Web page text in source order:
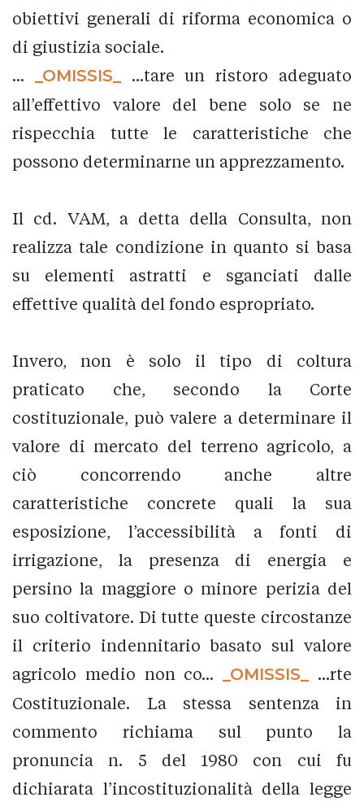
obiettivi generali di riforma economica o
di giustizia sociale.
...
_OMISSIS_
...tare un ristoro adeguato
all’effettivo valore del bene solo se ne
rispecchia tutte le caratteristiche che
possono determinarne un apprezzamento.
Il cd. VAM, a detta della Consulta, non
realizza tale condizione in quanto si basa
su elementi astratti e sganciati dalle
effettive qualità del fondo espropriato.
Invero, non è solo il tipo di coltura
praticato che, secondo la Corte
costituzionale, può valere a determinare il
valore di mercato del terreno agricolo, a
ciò concorrendo anche altre
caratteristiche concrete quali la sua
esposizione, l’accessibilità a fonti di
irrigazione, la presenza di energia e
persino la maggiore o minore perizia del
suo coltivatore. Di tutte queste circostanze
il criterio indennitario basato sul valore
agricolo medio non co...
_OMISSIS_
...rte
Costituzionale. La stessa sentenza in
commento richiama sul punto la
pronuncia n. 5 del 1980 con cui fu
dichiarata l’incostituzionalità della legge